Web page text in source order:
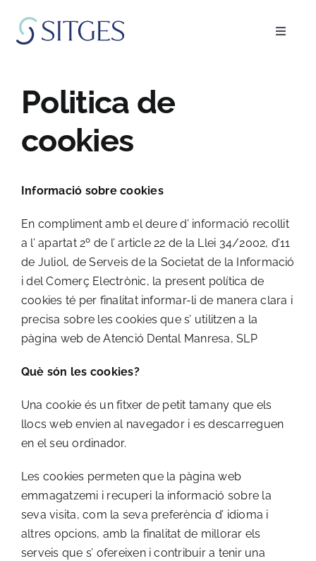
contenido
Toggle
Especialidades
FAQ’s
Pedir cita
Politica de
cookies
Informació sobre cookies
En compliment amb el deure d’ informació recollit
a l’ apartat 2º de l’ article 22 de la Llei 34/2002, d’11
de Juliol, de Serveis de la Societat de la Informació
i del Comerç Electrònic, la present política de
cookies té per finalitat informar-li de manera clara i
precisa sobre les cookies que s’ utilitzen a la
pàgina web de Atenció Dental Manresa, SLP
Què són les cookies?
Una cookie és un fitxer de petit tamany que els
llocs web envien al navegador i es descarreguen
en el seu ordinador.
Les cookies permeten que la pàgina web
emmagatzemi i recuperi la informació sobre la
seva visita, com la seva preferència d’ idioma i
altres opcions, amb la finalitat de millorar els
serveis que s’ ofereixen i contribuir a tenir una